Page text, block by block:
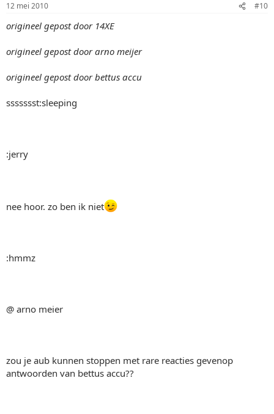
12 mei 2010 #10
origineel gepost door 14XE
origineel gepost door arno meijer
origineel gepost door bettus accu
ssssssst:sleeping
:jerry
nee hoor. zo ben ik niet
:hmmz
@ arno meier
zou je aub kunnen stoppen met rare reacties gevenop
antwoorden van bettus accu??